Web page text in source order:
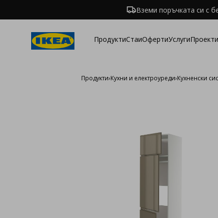
Вземи поръчката си с
ПродуктиСтаиОфертиУслуги
Продукти›Кухни и електроуреди›Кухненски